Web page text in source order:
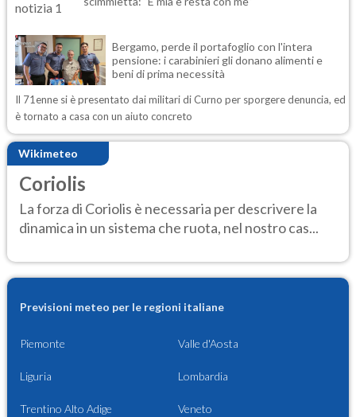
Bergamo, perde il portafoglio con l'intera
pensione: i carabinieri gli donano alimenti e
beni di prima necessità
Il 71enne si è presentato dai militari di Curno per sporgere denuncia, ed
è tornato a casa con un aiuto concreto
Wikimeteo
Coriolis
La forza di Coriolis è necessaria per descrivere la
dinamica in un sistema che ruota, nel nostro cas...
Previsioni meteo per le regioni italiane
Piemonte Valle d'Aosta
Liguria Lombardia
Trentino Alto Adige Veneto